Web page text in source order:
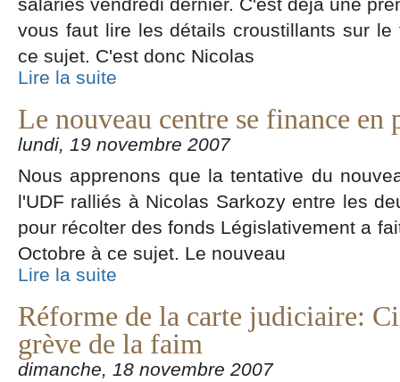
vous faut lire les détails croustillants sur
ce sujet. C'est donc Nicolas
Lire la suite
Le nouveau centre se finance en
lundi, 19 novembre 2007
Nous apprenons que la tentative du
l'UDF ralliés à Nicolas Sarkozy entre les
pour récolter des fonds Législativement a
Octobre à ce sujet. Le nouveau
Lire la suite
Réforme de la carte judiciaire:
grève de la faim
dimanche, 18 novembre 2007